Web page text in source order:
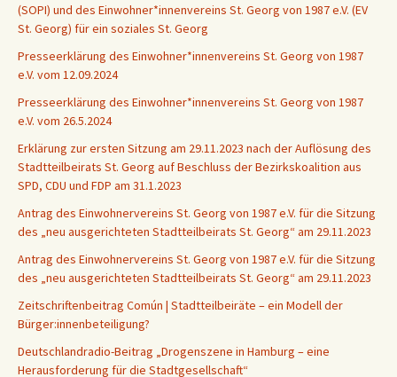
(SOPI) und des Einwohner*innenvereins St. Georg von 1987 e.V. (EV
St. Georg) für ein soziales St. Georg
Presseerklärung des Einwohner*innenvereins St. Georg von 1987
e.V. vom 12.09.2024
Presseerklärung des Einwohner*innenvereins St. Georg von 1987
e.V. vom 26.5.2024
Erklärung zur ersten Sitzung am 29.11.2023 nach der Auflösung des
Stadtteilbeirats St. Georg auf Beschluss der Bezirkskoalition aus
SPD, CDU und FDP am 31.1.2023
Antrag des Einwohnervereins St. Georg von 1987 e.V. für die Sitzung
des „neu ausgerichteten Stadtteilbeirats St. Georg“ am 29.11.2023
Antrag des Einwohnervereins St. Georg von 1987 e.V. für die Sitzung
des „neu ausgerichteten Stadtteilbeirats St. Georg“ am 29.11.2023
Zeitschriftenbeitrag Común | Stadtteilbeiräte – ein Modell der
Bürger:innenbeteiligung?
Deutschlandradio-Beitrag „Drogenszene in Hamburg – eine
Herausforderung für die Stadtgesellschaft“